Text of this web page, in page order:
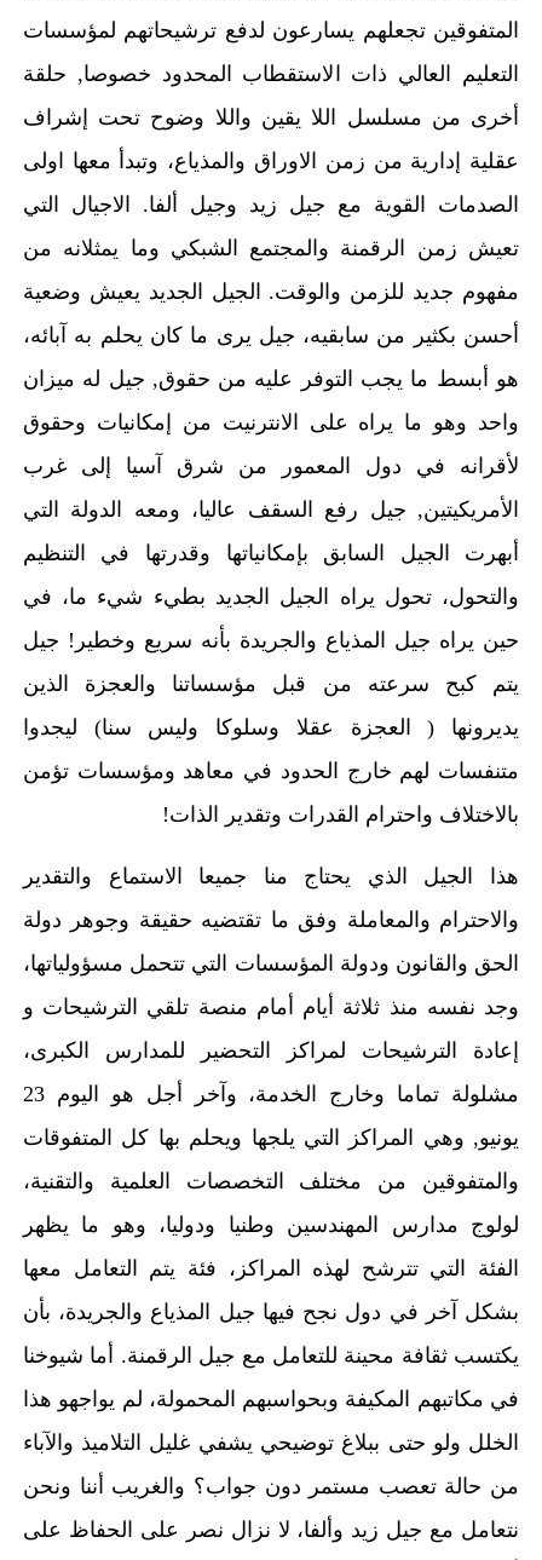
المتفوقين تجعلهم يسارعون لدفع ترشيحاتهم لمؤسسات
التعليم العالي ذات الاستقطاب المحدود خصوصا, حلقة
أخرى من مسلسل اللا يقين واللا وضوح تحت إشراف
عقلية إدارية من زمن الاوراق والمذياع، وتبدأ معها اولى
الصدمات القوية مع جيل زيد وجيل ألفا. الاجيال التي
تعيش زمن الرقمنة والمجتمع الشبكي وما يمثلانه من
مفهوم جديد للزمن والوقت. الجيل الجديد يعيش وضعية
أحسن بكثير من سابقيه، جيل يرى ما كان يحلم به آبائه،
هو أبسط ما يجب التوفر عليه من حقوق, جيل له ميزان
واحد وهو ما يراه على الانترنيت من إمكانيات وحقوق
لأقرانه في دول المعمور من شرق آسيا إلى غرب
الأمريكيتين, جيل رفع السقف عاليا، ومعه الدولة التي
أبهرت الجيل السابق بإمكانياتها وقدرتها في التنظيم
والتحول، تحول يراه الجيل الجديد بطيء شيء ما، في
حين يراه جيل المذياع والجريدة بأنه سريع وخطير! جيل
يتم كبح سرعته من قبل مؤسساتنا والعجزة الذين
يديرونها ( العجزة عقلا وسلوكا وليس سنا) ليجدوا
متنفسات لهم خارج الحدود في معاهد ومؤسسات تؤمن
بالاختلاف واحترام القدرات وتقدير الذات!
هذا الجيل الذي يحتاج منا جميعا الاستماع والتقدير
والاحترام والمعاملة وفق ما تقتضيه حقيقة وجوهر دولة
الحق والقانون ودولة المؤسسات التي تتحمل مسؤولياتها،
وجد نفسه منذ ثلاثة أيام أمام منصة تلقي الترشيحات و
إعادة الترشيحات لمراكز التحضير للمدارس الكبرى،
مشلولة تماما وخارج الخدمة، وآخر أجل هو اليوم 23
يونيو, وهي المراكز التي يلجها ويحلم بها كل المتفوقات
والمتفوقين من مختلف التخصصات العلمية والتقنية،
لولوج مدارس المهندسين وطنيا ودوليا، وهو ما يظهر
الفئة التي تترشح لهذه المراكز، فئة يتم التعامل معها
بشكل آخر في دول نجح فيها جيل المذياع والجريدة، بأن
يكتسب ثقافة محينة للتعامل مع جيل الرقمنة. أما شيوخنا
في مكاتبهم المكيفة وبحواسبهم المحمولة، لم يواجهو هذا
الخلل ولو حتى ببلاغ توضيحي يشفي غليل التلاميذ والآباء
من حالة تعصب مستمر دون جواب؟ والغريب أننا ونحن
نتعامل مع جيل زيد وألفا، لا نزال نصر على الحفاظ على